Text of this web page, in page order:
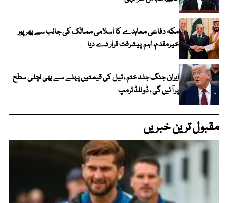
مکہ دفاعی معاہدے کا اسلامی ممالک کی جانب سے بھرپور
خیرمقدم، اہم پیشرفت قرار دے دیا
ایران جنگ جلد ختم ، تیل کی قیمتیں پہلے سے بھی نچلی سطح
پر آئیں گی ، ڈونلڈ ٹرمپ
مقبول ترین خبریں